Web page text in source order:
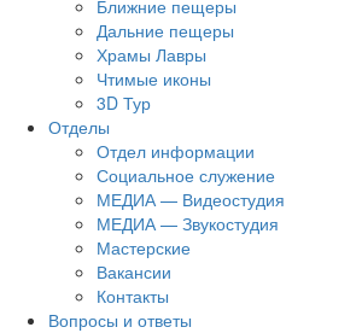
Ближние пещеры
Дальние пещеры
Храмы Лавры
Чтимые иконы
3D Тур
Отделы
Отдел информации
Социальное служение
МЕДИА — Видеостудия
МЕДИА — Звукостудия
Мастерские
Вакансии
Контакты
Вопросы и ответы